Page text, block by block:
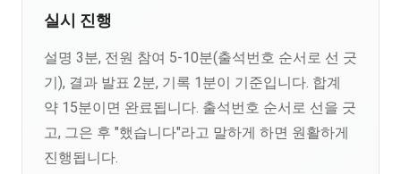
실시 진행
설명 3분, 전원 참여 5-10분(출석번호 순서로 선 긋
기), 결과 발표 2분, 기록 1분이 기준입니다. 합계
약 15분이면 완료됩니다. 출석번호 순서로 선을 긋
고, 그은 후 "했습니다"라고 말하게 하면 원활하게
진행됩니다.